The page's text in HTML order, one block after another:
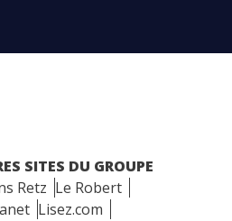
SITES DU GROUPE
Retz Le Robert
Lisez.com